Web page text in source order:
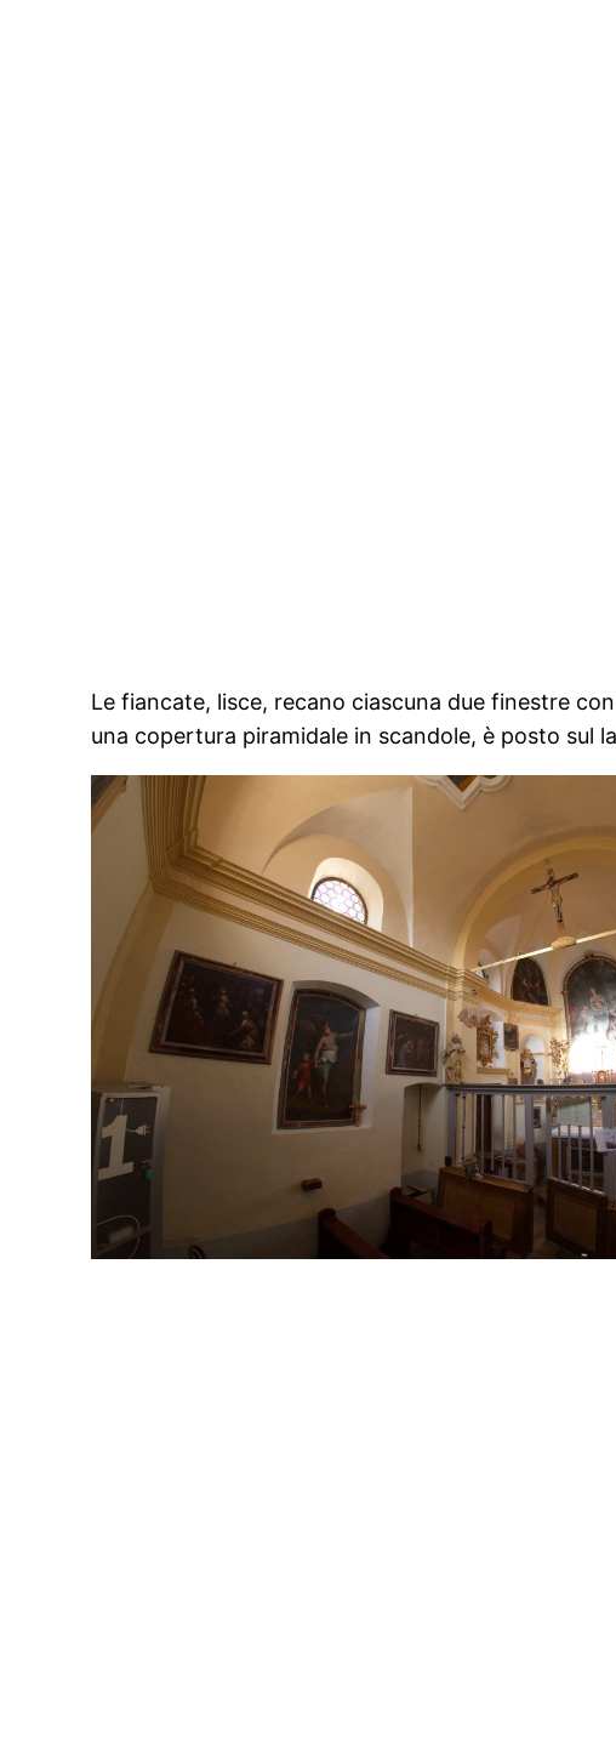
Le fiancate, lisce, recano ciascuna due finestre
una copertura piramidale in scandole, è posto sul